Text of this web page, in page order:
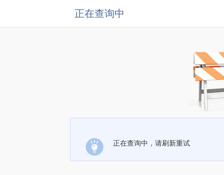
正在查询中
正在查询中，请刷新重试